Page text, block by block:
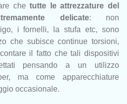
chetutte le attrezzature del
delicate: non
i fornelli, la stufa etc, sono
che subisce continue torsioni,
il fatto che tali dispositivi
pensando a un utilizzo
ma come apparecchiature
occasionale.